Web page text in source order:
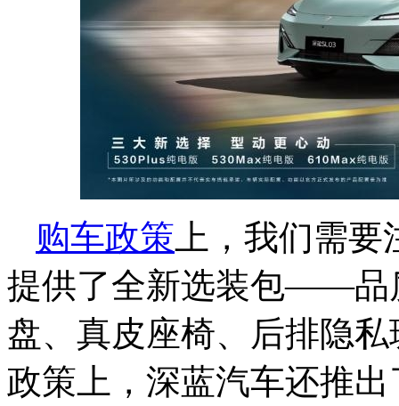
购车政策 上，我们需
提供了全新选装包——品
盘、真皮座椅、后排隐
政策上，深蓝汽车还推